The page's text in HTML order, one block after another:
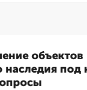
объектов
наследия под